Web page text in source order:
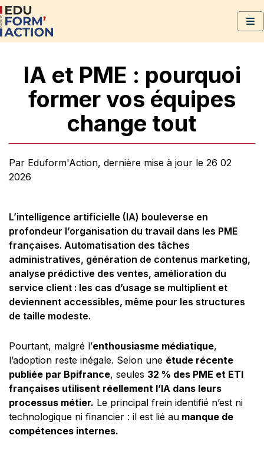
IA et PME : pourquoi
former vos équipes
change tout
Par Eduform'Action, dernière mise à jour le 26 02
2026
L’intelligence artificielle (IA) bouleverse en
profondeur l’organisation du travail dans les PME
françaises. Automatisation des tâches
administratives, génération de contenus marketing,
analyse prédictive des ventes, amélioration du
service client : les cas d’usage se multiplient et
deviennent accessibles, même pour les structures
de taille modeste.
Pourtant, malgré l’enthousiasme médiatique,
l’adoption reste inégale. Selon une étude récente
publiée par Bpifrance, seules 32 % des PME et ETI
françaises utilisent réellement l’IA dans leurs
processus métier. Le principal frein identifié n’est ni
technologique ni financier : il est lié au manque de
compétences internes.